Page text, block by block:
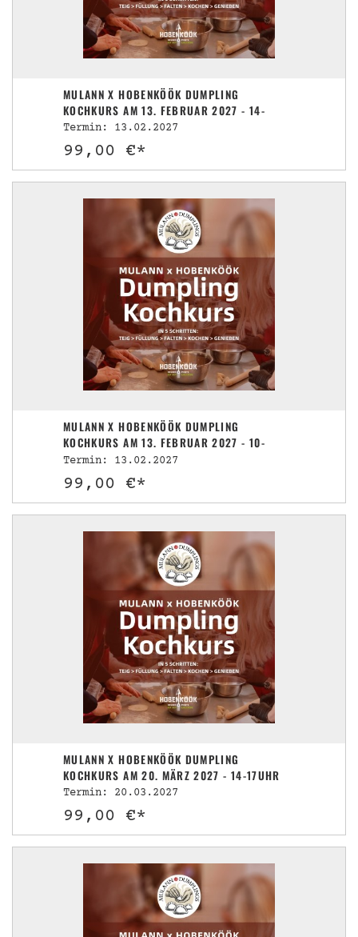
MULANN X HOBENKÖÖK DUMPLING
KOCHKURS AM 13. FEBRUAR 2027 - 14-
17UHR
Termin: 13.02.2027
99,00 €*
MULANN X HOBENKÖÖK DUMPLING
KOCHKURS AM 13. FEBRUAR 2027 - 10-
13UHR
Termin: 13.02.2027
99,00 €*
MULANN X HOBENKÖÖK DUMPLING
KOCHKURS AM 20. MÄRZ 2027 - 14-17UHR
Termin: 20.03.2027
99,00 €*